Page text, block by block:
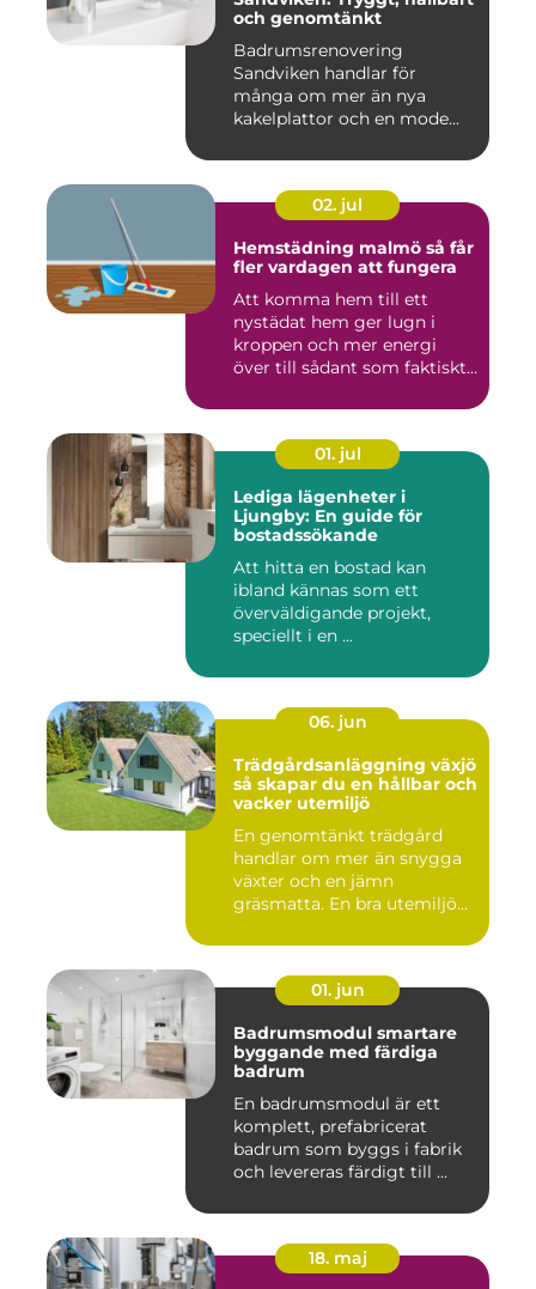
och genomtänkt
Badrumsrenovering
Sandviken handlar för
många om mer än nya
kakelplattor och en mode...
02. jul
Hemstädning malmö så får
fler vardagen att fungera
Att komma hem till ett
nystädat hem ger lugn i
kroppen och mer energi
över till sådant som faktiskt
01. jul
Lediga lägenheter i
Ljungby: En guide för
bostadssökande
Att hitta en bostad kan
ibland kännas som ett
överväldigande projekt,
speciellt i en ...
06. jun
Trädgårdsanläggning växjö
så skapar du en hållbar och
vacker utemiljö
En genomtänkt trädgård
handlar om mer än snygga
växter och en jämn
gräsmatta. En bra utemiljö
01. jun
Badrumsmodul smartare
byggande med färdiga
badrum
En badrumsmodul är ett
komplett, prefabricerat
badrum som byggs i fabrik
och levereras färdigt till ...
18. maj